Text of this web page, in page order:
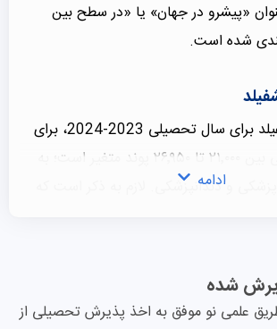
«پیشرو در جهان» یا «در سطح بین
شده است.
شهریه دانشگاه شفیلد برای سال تحصیلی 2023-2024، برای
دوره‌های کارشناسی بین ۲۱٬۰۰۰ تا ۲۶٬۹۵۰ پوند متغیر است؛ به
پزشکی و دندانپزشکی. لازم به ذکر است که
است که تغییر رشته ندهید. با این حال،
رشته تحصیلی بگیرید، ممکن است در
ادامه
شده
علمی نو موفق به اخذ پذیرش تحصیلی از